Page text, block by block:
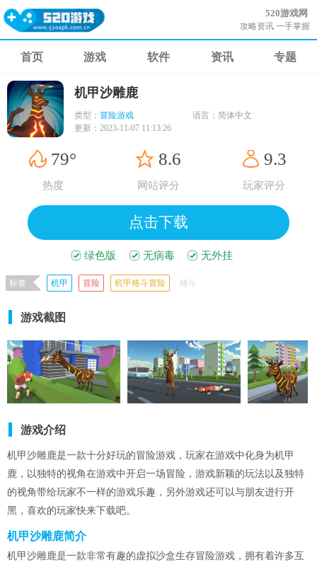
520游戏网
攻略资讯 一手掌握
首页 游戏 软件 资讯 专题
机甲沙雕鹿
类型： 冒险游戏 语言： 简体中文
更新： 2023-11-07 11:13:26
79°
热度
8.6
网站评分
9.3
玩家评分
点击下载
绿色版 无病毒 无外挂
标签 机甲 冒险 机甲格斗冒险 格斗
游戏截图
游戏介绍
机甲沙雕鹿是一款十分好玩的冒险游戏，玩家在游戏中化身为机甲
鹿，以独特的视角在游戏中开启一场冒险，游戏新颖的玩法以及独特
的视角带给玩家不一样的游戏乐趣，另外游戏还可以与朋友进行开
黑，喜欢的玩家快来下载吧。
机甲沙雕鹿简介
机甲沙雕鹿是一款非常有趣的虚拟沙盒生存冒险游戏，拥有着许多互